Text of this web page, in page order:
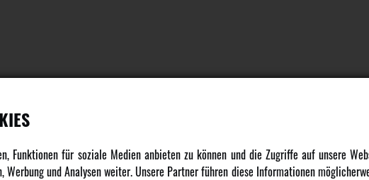
Funktionen für soziale Medien anbieten zu können und die Zugriffe auf unsere
und Analysen weiter. Unsere Partner führen diese Informationen